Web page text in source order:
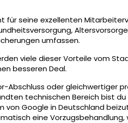
für seine exzellenten
umfassen.
viele dieser Vorteile vom
besseren Deal.
Abschluss oder gleichwertiger
technischen Bereich bist
von Google in Deutschland
eine Vorzugsbehandlung,